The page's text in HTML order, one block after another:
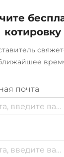
котировку
почта